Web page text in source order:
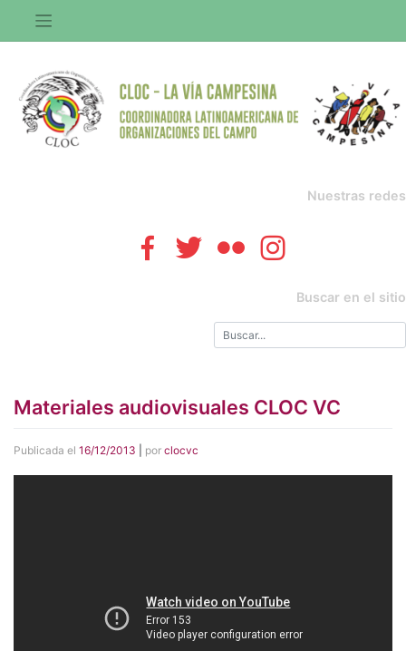
contenido
Nuestras redes
Buscar en el sitio
Materiales audiovisuales CLOC VC
Publicada el 16/12/2013 por clocvc